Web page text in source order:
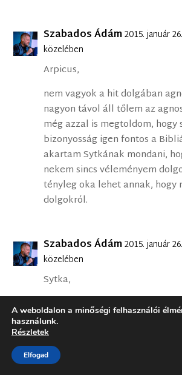
Szabados Ádám2015. január
közelében
Arpicus,
nem vagyok a hit dolgában
nagyon távol áll tőlem az
még azzal is megtoldom, hogy
bizonyosság igen fontos a
akartam Sytkának mondani,
nekem sincs véleményem
tényleg oka lehet annak, hogy
dolgokról.
Szabados Ádám2015. január
közelében
Sytka,
semmi cinizmus nem volt a
egyetérteni akartam veled.
fiaimnak nem merném azt
marhaság, ma egyikük a szívét
amikor meghallgattatta velem
A weboldalon a minőségi felhasználói
használunk.
Részletek
Elfogad